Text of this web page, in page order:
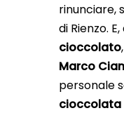
rinunciare,
di Rienzo.
cioccolato
Marco
personale
cioccolata